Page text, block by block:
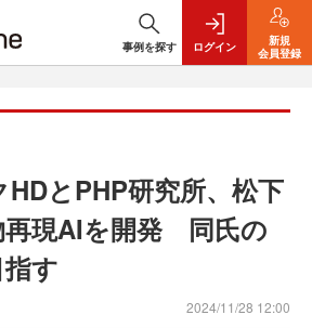
事例を探す ログイン
新規
会員登録
とPHP研究所、松下
再現AIを開発 同氏の
す
2024/11/28 12:00